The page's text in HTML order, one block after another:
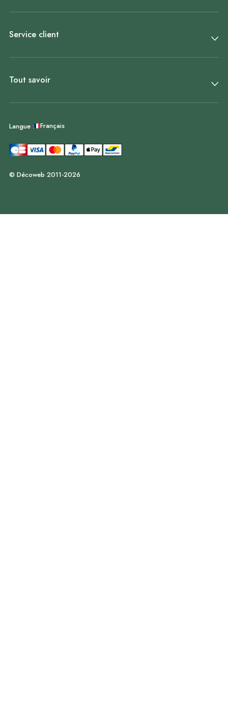
Service client
Tout savoir
Langue : Français
© Décoweb 2011-2026